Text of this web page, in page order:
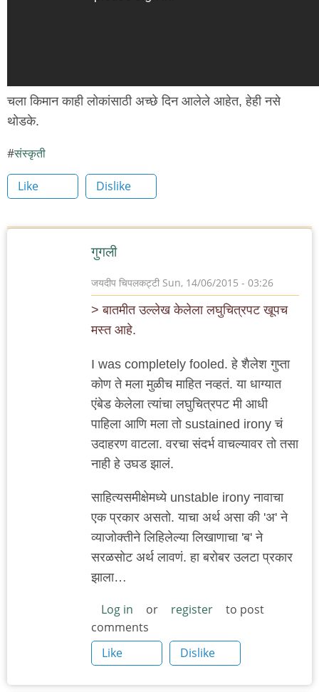
चला किमान काही लोकांसाठी अच्छे दिन आलेले आहेत, हेही नसे
थोडके.
संस्कृती
Like Dislike
गुगली
जयदीप चिपलकट्टी Sun, 14/06/2015 - 03:26
> बातमीत उल्लेख केलेला लघुचित्रपट खूपच
मस्त आहे.
I was completely fooled. हे शैलेश गुप्ता
कोण ते मला मुळीच माहित नव्हतं. या धाग्यात
एंबेड केलेला त्यांचा लघुचित्रपट मी आधी
पाहिला आणि मला तो sustained irony चं
उदाहरण वाटला. वरचा संदर्भ वाचल्यावर तो तसा
नाही हे उघड झालं.
साहित्यसमीक्षेमध्ये unstable irony नावाचा
एक प्रकार असतो. याचा अर्थ असा की 'अ' ने
व्याजोक्तीने लिहिलेल्या लिखाणाचा 'ब' ने
सरळसोट अर्थ लावणं. हा बरोबर उलटा प्रकार
झाला…
Log in or register
to post
comments
Like
Dislike